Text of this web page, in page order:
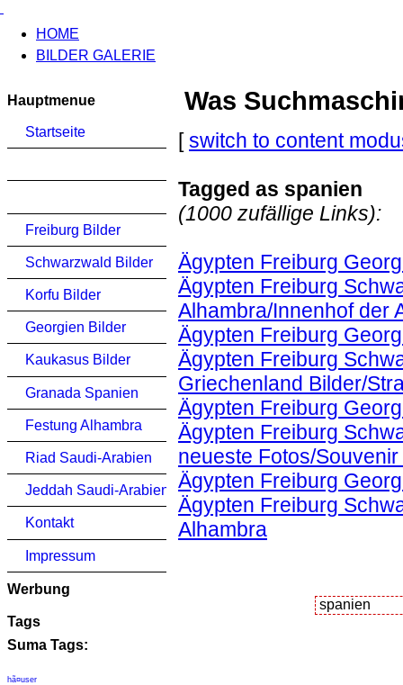
HOME
BILDER GALERIE
Hauptmenue
Startseite
Freiburg Bilder
Schwarzwald Bilder
Korfu Bilder
Georgien Bilder
Kaukasus Bilder
Granada Spanien
Festung Alhambra
Riad Saudi-Arabien
Jeddah Saudi-Arabien
Kontakt
Impressum
Werbung
Tags
Suma Tags:
hã¤user
Was
[switch to content
Tagged as spanien
(1000 zufällige Links):
Ägypten Freiburg
Ägypten Freiburg
Alhambra/Innenhof der
Ägypten Freiburg
Ägypten Freiburg
Griechenland Bilder/
Ägypten Freiburg
Ägypten Freiburg
neueste Fotos/
Ägypten Freiburg
Ägypten Freiburg
Alhambra